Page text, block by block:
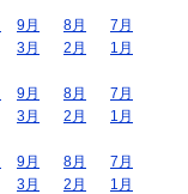
9月 8月
7月
3月 2月
1月
9月 8月
7月
3月 2月
1月
9月 8月
7月
3月 2月
1月